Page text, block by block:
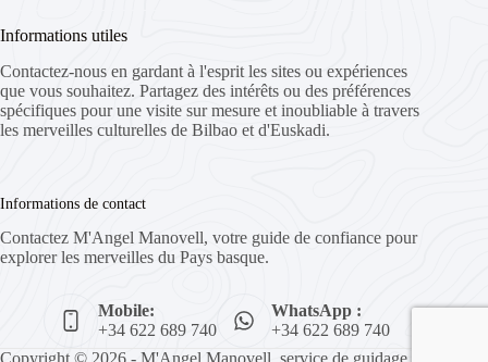
Informations utiles
Contactez-nous en gardant à l'esprit les sites ou expériences
que vous souhaitez. Partagez des intérêts ou des préférences
spécifiques pour une visite sur mesure et inoubliable à travers
les merveilles culturelles de Bilbao et d'Euskadi.
Informations de contact
Contactez M'Angel Manovell, votre guide de confiance pour
explorer les merveilles du Pays basque.
Mobile:
+34 622 689 740
WhatsApp :
+34 622 689 740
Copyright © 2026 - M'Angel Manovell, service de guidage